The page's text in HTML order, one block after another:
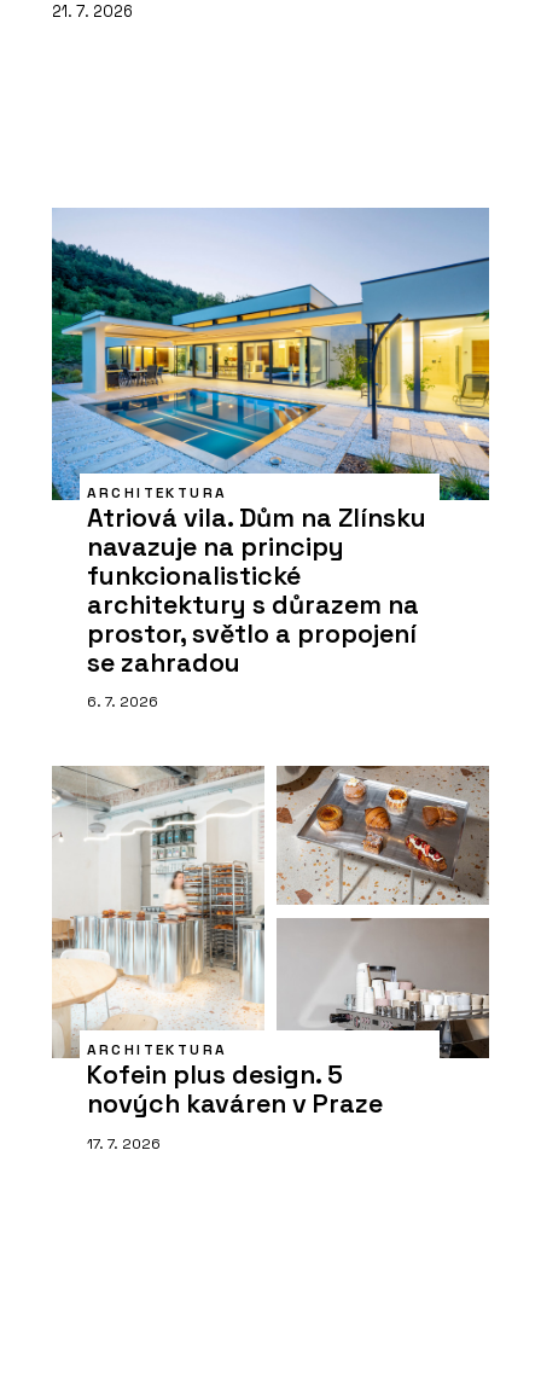
21. 7. 2026
ARCHITEKTURA
Atriová vila. Dům na Zlínsku
navazuje na principy
funkcionalistické
architektury s důrazem na
prostor, světlo a propojení
se zahradou
6. 7. 2026
ARCHITEKTURA
Kofein plus design. 5
nových kaváren v Praze
17. 7. 2026